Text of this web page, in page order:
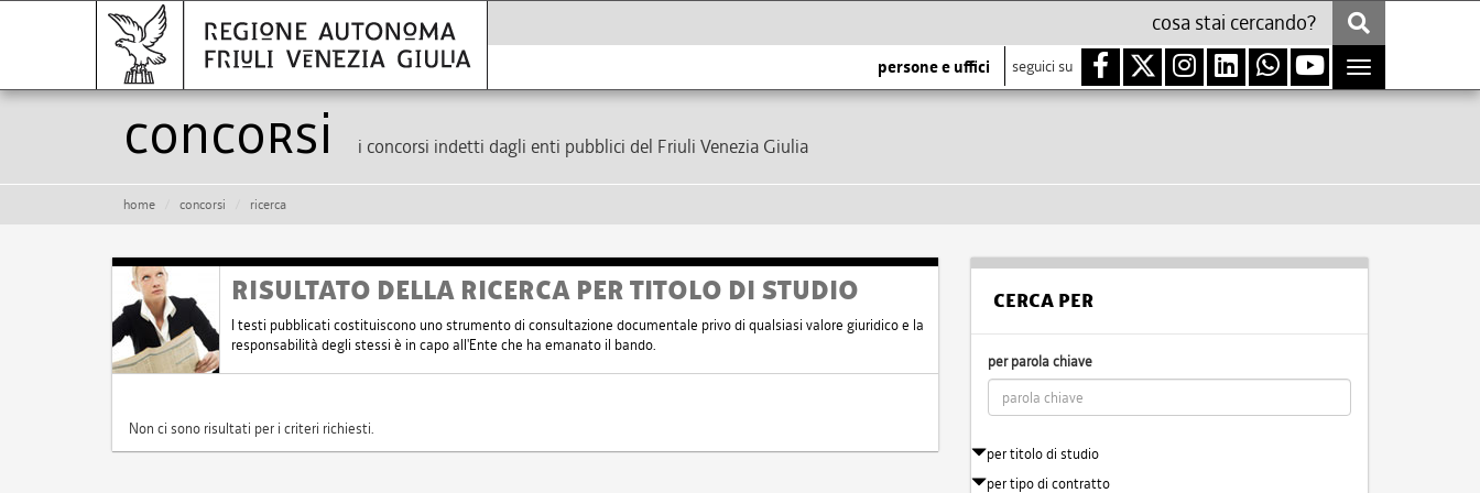
persone e uffici seguici su
Toggle
navigation
Concorsi i concorsi indetti dagli enti pubblici del Friuli Venezia Giulia
home concorsi ricerca
RISULTATO DELLA RICERCA PER TITOLO DI STUDIO
I testi pubblicati costituiscono uno strumento di consultazione documentale privo di qualsiasi valore giuridico e la
responsabilità degli stessi è in capo all'Ente che ha emanato il bando.
Non ci sono risultati per i criteri richiesti.
CERCA PER
per parola chiave
per titolo di studio
per tipo di contratto